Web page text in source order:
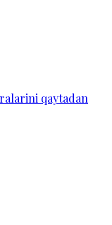
qaytadan